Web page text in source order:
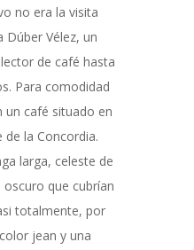
no era la visita
Vélez, un
de café hasta
Para comodidad
un café situado en
de la Concordia.
larga, celeste de
que cubrían
totalmente, por
jean y una